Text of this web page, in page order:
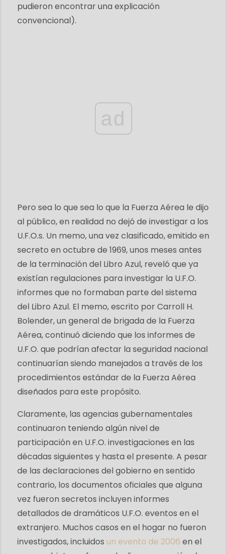
pudieron encontrar una explicación
convencional).
ad
Pero sea lo que sea lo que la Fuerza Aérea le dijo
al público, en realidad no dejó de investigar a los
U.F.O.s. Un memo, una vez clasificado, emitido en
secreto en octubre de 1969, unos meses antes
de la terminación del Libro Azul, reveló que ya
existían regulaciones para investigar la U.F.O.
informes que no formaban parte del sistema
del Libro Azul. El memo, escrito por Carroll H.
Bolender, un general de brigada de la Fuerza
Aérea, continuó diciendo que los informes de
U.F.O. que podrían afectar la seguridad nacional
continuarían siendo manejados a través de los
procedimientos estándar de la Fuerza Aérea
diseñados para este propósito.
Claramente, las agencias gubernamentales
continuaron teniendo algún nivel de
participación en U.F.O. investigaciones en las
décadas siguientes y hasta el presente. A pesar
de las declaraciones del gobierno en sentido
contrario, los documentos oficiales que alguna
vez fueron secretos incluyen informes
detallados de dramáticos U.F.O. eventos en el
extranjero. Muchos casos en el hogar no fueron
investigados, incluidos un evento de 2006 en el